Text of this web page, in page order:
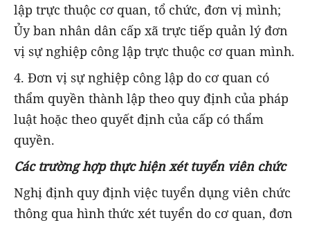
lập trực thuộc cơ quan, tổ chức, đơn vị mình;
Ủy ban nhân dân cấp xã trực tiếp quản lý đơn
vị sự nghiệp công lập trực thuộc cơ quan mình.
4. Đơn vị sự nghiệp công lập do cơ quan có
thẩm quyền thành lập theo quy định của pháp
luật hoặc theo quyết định của cấp có thẩm
quyền.
Các trường hợp thực hiện xét tuyển viên chức
Nghị định quy định việc tuyển dụng viên chức
thông qua hình thức xét tuyển do cơ quan, đơn